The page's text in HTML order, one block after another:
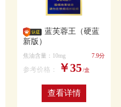
蓝芙蓉王（硬蓝
新版）
焦油含量：10mg 7.9分
参考价格： ￥35 /盒
查看详情